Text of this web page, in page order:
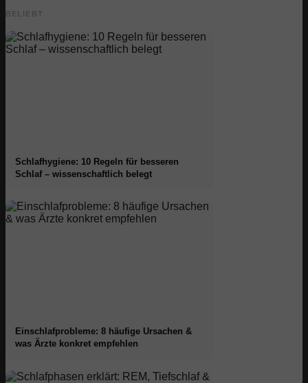
BELIEBT
Schlafhygiene: 10 Regeln für besseren
Schlaf – wissenschaftlich belegt
Einschlafprobleme: 8 häufige Ursachen &
was Ärzte konkret empfehlen